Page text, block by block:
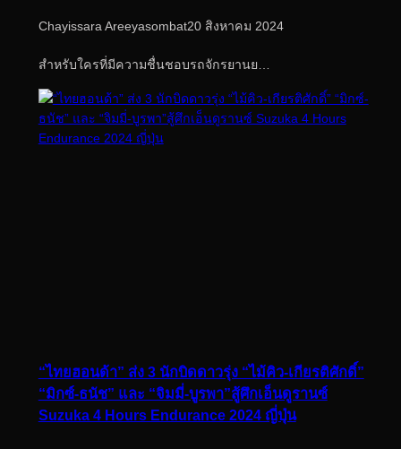
Chayissara Areeyasombat20 สิงหาคม 2024
สำหรับใครที่มีความชื่นชอบรถจักรยานย…
“ไทยฮอนด้า” ส่ง 3 นักบิดดาวรุ่ง “ไม้คิว-เกียรติศักดิ์”
“มิกซ์-ธนัช” และ “จิมมี่-บูรพา”สู้ศึกเอ็นดูรานซ์
Suzuka 4 Hours Endurance 2024 ญี่ปุ่น